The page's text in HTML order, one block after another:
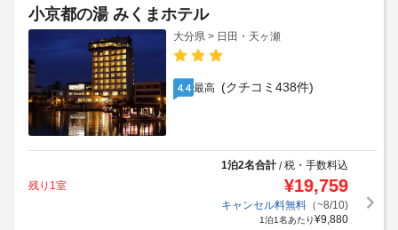
小京都の湯 みくまホテル
大分県 > 日田・天ヶ瀬
4.4 最高 (クチコミ438件)
1泊2名合計/税・手数料込
残り1室
¥19,759
キャンセル料無料（~8/10)
1泊1名あたり¥9,880